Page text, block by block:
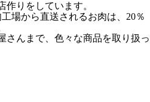
作りをしています。
場から直送されるお肉は、20％
さんまで、色々な商品を取り扱っ